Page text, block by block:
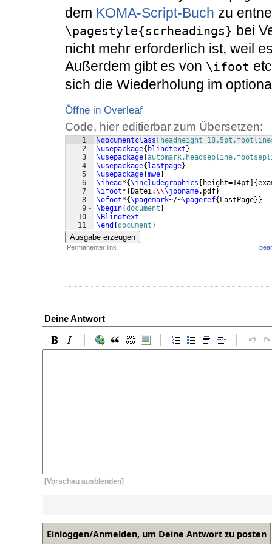
dem KOMA-Script-Buch zu
\pagestyle{scrheadings} bei
nicht mehr erforderlich ist, weil
Außerdem gibt es von \ifoot
sich die Wiederholung im
Öffne in Overleaf
Code, hier editierbar zum Übersetzen:
1
2
3
4
5
6
7
8
9
10
11
\documentclass
\usepackage{ blindtext }
\usepackage
\usepackage{ lastpage}
\usepackage{mwe}
\ihead *{\includegraphics height=14pt {
\ifoot*{ Datei:\\\jobname.pdf}
\ofoot*{\pagemark~/~\pageref{ LastPage}}
\begin{document }
\Blindtext
\end {document }
Ausgabe erzeugen
Permanenter link
Deine Antwort
[Vorschau ausblenden]